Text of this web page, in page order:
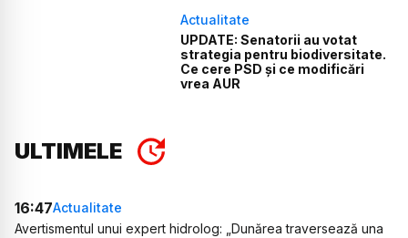
Actualitate
UPDATE: Senatorii au votat
strategia pentru biodiversitate.
Ce cere PSD și ce modificări
vrea AUR
ULTIMELE
16:47Actualitate
Avertismentul unui expert hidrolog: „Dunărea traversează una